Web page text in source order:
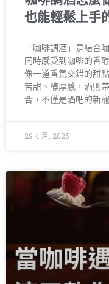
也能輕鬆上手
「咖啡調酒」是結合
同時感受到咖啡的香
像一道香氣交錯的甜
苦甜、醇厚感，酒則
合，不僅是酒吧的新
29 4 月, 2025